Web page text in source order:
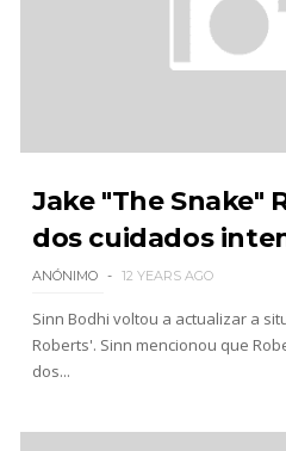
Jake "The Snake"
dos cuidados
ANÓNIMO 12 YEARS AGO
Sinn Bodhi voltou a actualizar a
Roberts'. Sinn mencionou que
dos...